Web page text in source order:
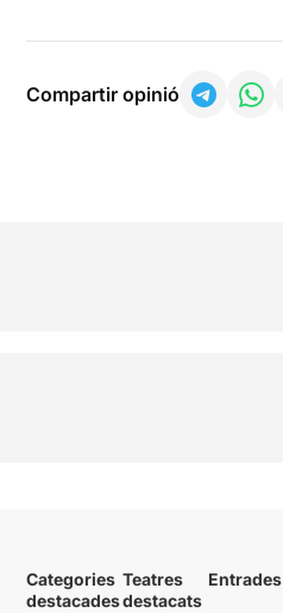
Compartir opinió
Categories
destacades
Teatres
destacats
Entrades